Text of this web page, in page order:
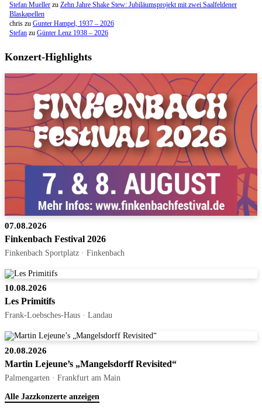
Stefan Mueller zu Zehn Jahre Shake Stew: Jubiläumsprojekt mit zwei Saalfeldener
Blaskapellen
chris zu Gunter Hampel, 1937 – 2026
Stefan zu Günter Lenz 1938 – 2026
Konzert-Highlights
07.08.2026
Finkenbach Festival 2026
Finkenbach Sportplatz · Finkenbach
10.08.2026
Les Primitifs
Frank-Loebsches-Haus · Landau
20.08.2026
Martin Lejeune’s „Mangelsdorff Revisited“
Palmengarten · Frankfurt am Main
Alle Jazzkonzerte anzeigen